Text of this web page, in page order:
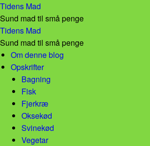
Tidens Mad
Sund mad til små penge
Krydret afrikansk risret! – Tidens Mad
Tidens Mad
Sund mad til små penge
Skip to content
Om denne blog
Opskrifter
Bagning
Fisk
Fjerkræ
Oksekød
Svinekød
Vegetar